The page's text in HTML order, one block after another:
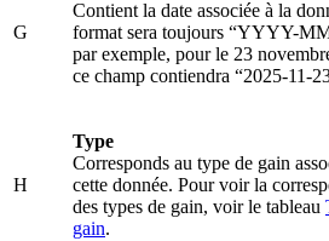
G
Contient la date associée à la
format sera toujours “YYYY-
par exemple, pour le 23
ce champ contiendra “2025-11-
H
Type
Corresponds au type de gain
cette donnée. Pour voir la
des types de gain, voir le tableau
gain.